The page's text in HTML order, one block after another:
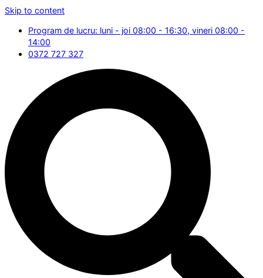
Skip to content
Program de lucru: luni - joi 08:00 - 16:30, vineri 08:00 -
14:00
0372 727 327